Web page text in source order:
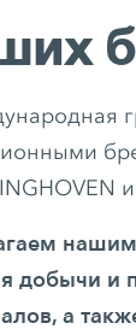
и
добычи и
а